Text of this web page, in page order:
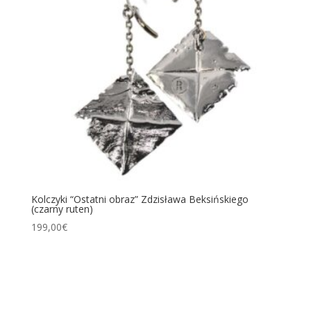
Kolczyki “Ostatni obraz” Zdzisława Beksińskiego
(czarny ruten)
199,00€